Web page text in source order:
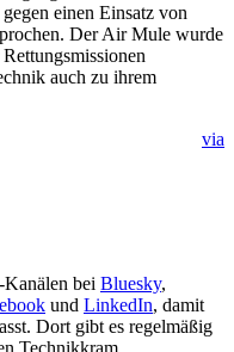
einen Einsatz von
Der Air Mule wurde
auch zu ihrem
via
Kanälen bei Bluesky,
und LinkedIn, damit
Dort gibt es regelmäßig